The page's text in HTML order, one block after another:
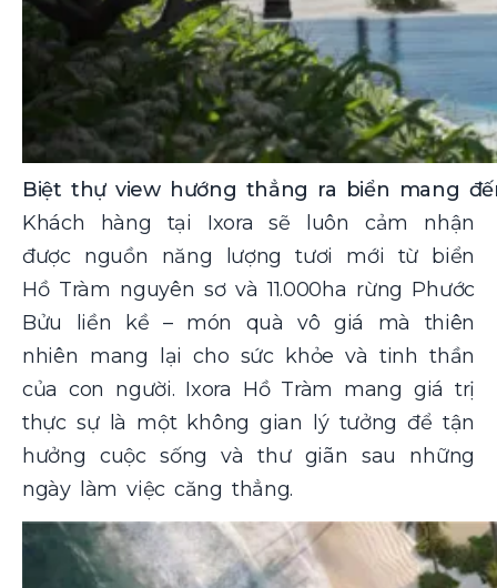
Biệt thự view hướng thẳng ra biển mang
Khách hàng tại Ixora sẽ luôn cảm nhận
được nguồn năng lượng tươi mới từ biển
Hồ Tràm nguyên sơ và 11.000ha rừng Phước
Bửu liền kề – món quà vô giá mà thiên
nhiên mang lại cho sức khỏe và tinh thần
của con người. Ixora Hồ Tràm mang giá trị
thực sự là một không gian lý tưởng để tận
hưởng cuộc sống và thư giãn sau những
ngày làm việc căng thẳng.